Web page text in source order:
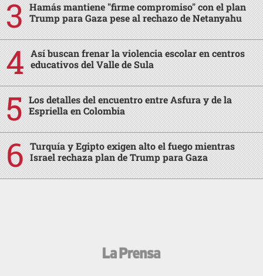
Hamás mantiene "firme compromiso" con el plan
Trump para Gaza pese al rechazo de Netanyahu
Así buscan frenar la violencia escolar en centros
educativos del Valle de Sula
Los detalles del encuentro entre Asfura y de la
Espriella en Colombia
Turquía y Egipto exigen alto el fuego mientras
Israel rechaza plan de Trump para Gaza